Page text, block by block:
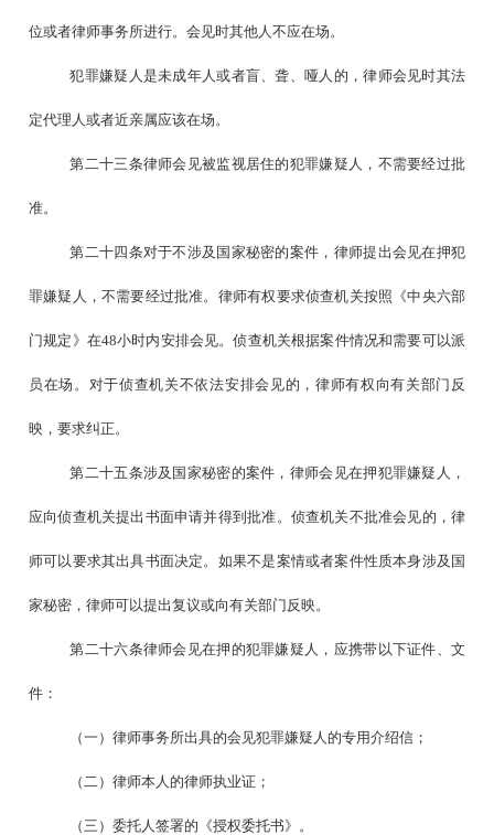
位或者律师事务所进行。会见时其他人不应在场。
犯罪嫌疑人是未成年人或者盲、聋、哑人的，律师会见时其法
定代理人或者近亲属应该在场。
第二十三条律师会见被监视居住的犯罪嫌疑人，不需要经过批
准。
第二十四条对于不涉及国家秘密的案件，律师提出会见在押犯
罪嫌疑人，不需要经过批准。律师有权要求侦查机关按照《中央六部
门规定》在48小时内安排会见。侦查机关根据案件情况和需要可以派
员在场。对于侦查机关不依法安排会见的，律师有权向有关部门反
映，要求纠正。
第二十五条涉及国家秘密的案件，律师会见在押犯罪嫌疑人，
应向侦查机关提出书面申请并得到批准。侦查机关不批准会见的，律
师可以要求其出具书面决定。如果不是案情或者案件性质本身涉及国
家秘密，律师可以提出复议或向有关部门反映。
第二十六条律师会见在押的犯罪嫌疑人，应携带以下证件、文
件：
（一）律师事务所出具的会见犯罪嫌疑人的专用介绍信；
（二）律师本人的律师执业证；
（三）委托人签署的《授权委托书》。